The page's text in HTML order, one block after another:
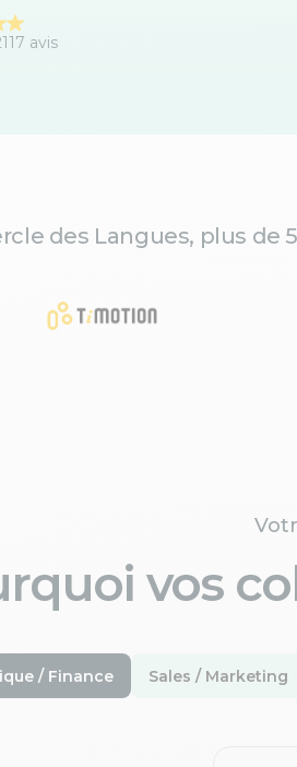
avis
des Langues, plus
vos
/ Finance Sales / Marketing